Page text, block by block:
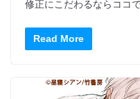
修正にこだわるならココ
Read More